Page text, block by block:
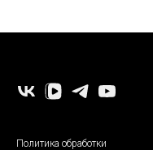
Политика обработки